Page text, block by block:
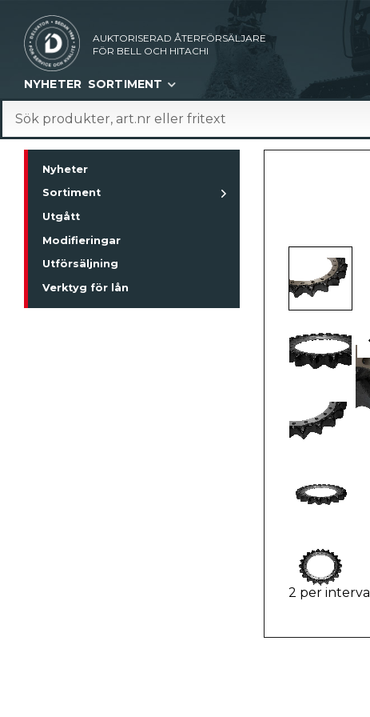
AUKTORISERAD ÅTERFÖRSÄLJARE
FÖR BELL OCH HITACHI
NYHETER SORTIMENT
2 per interval
Nyheter
Sortiment
Utgått
Modifieringar
Utförsäljning
Verktyg för lån